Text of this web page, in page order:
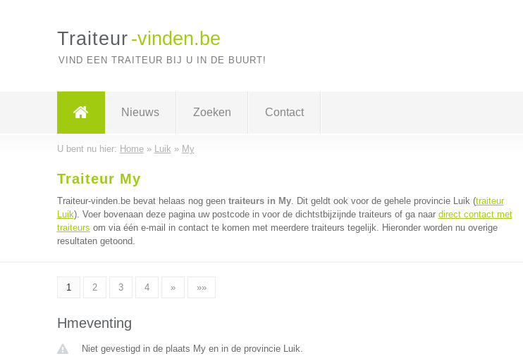
Traiteur -vinden.be
VIND EEN TRAITEUR BIJ U IN DE BUURT!
Nieuws Zoeken Contact
U bent nu hier: Home» Luik » My
Traiteur My
Traiteur-vinden.be bevat helaas nog geen traiteurs in My. Dit geldt ook voor de gehele provincie Luik (traiteur
Luik). Voer bovenaan deze pagina uw postcode in voor de dichtstbijzijnde traiteurs of ga naar direct contact met
traiteurs om via één e-mail in contact te komen met meerdere traiteurs tegelijk. Hieronder worden nu overige
resultaten getoond.
1 2 3 4 » »»
Hmeventing
Niet gevestigd in de plaats My en in de provincie Luik.